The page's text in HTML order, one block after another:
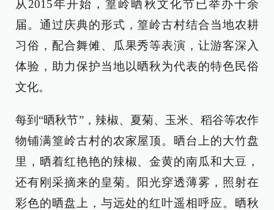
从2015年开始，篁岭晒秋文化节已举办十余
届。通过庆典的形式，篁岭古村结合当地农耕
习俗，配合舞傩、瓜果秀等表演，让游客深入
体验，助力保护当地以晒秋为代表的特色民俗
文化。
每到“晒秋节”，辣椒、夏菊、玉米、稻谷等农作
物铺满篁岭古村的农家屋顶。晒台上的大竹盘
里，晒着红艳艳的辣椒、金黄的南瓜和大豆，
还有刚采摘来的皇菊。阳光穿透薄雾，照射在
彩色的晒盘上，与远处的红叶遥相呼应。晒秋